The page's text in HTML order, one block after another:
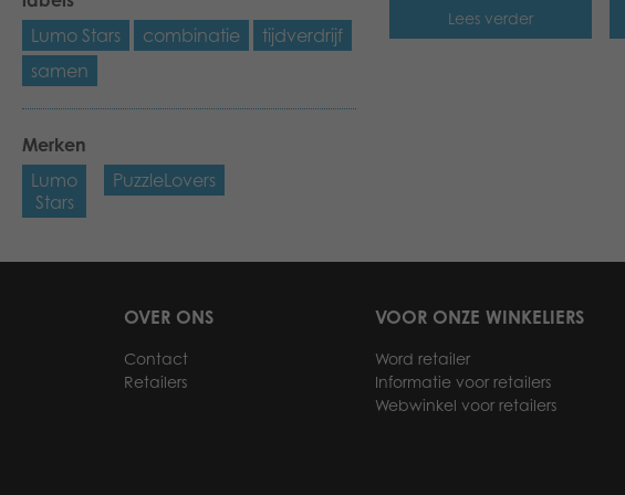
Lumo Stars
combinatie
tijdverdrijf
samen
Merken
Lumo
Stars
PuzzleLovers
Lees verder
OVER ONS
Contact
Retailers
VOOR ONZE WINKELIERS
Word retailer
Informatie voor retailers
Webwinkel voor retailers